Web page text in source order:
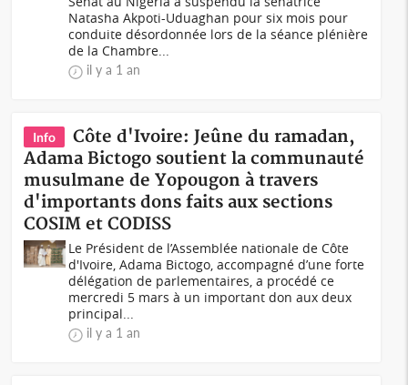
Natasha Akpoti-Uduaghan pour six mois pour
conduite désordonnée lors de la séance plénière
de la Chambre...
il y a 1 an
Info
Côte d'Ivoire: Jeûne du ramadan,
Adama Bictogo soutient la communauté
musulmane de Yopougon à travers
d'importants dons faits aux sections
COSIM et CODISS
Le Président de l’Assemblée nationale de Côte
d'Ivoire, Adama Bictogo, accompagné d’une forte
délégation de parlementaires, a procédé ce
mercredi 5 mars à un important don aux deux
principal...
il y a 1 an